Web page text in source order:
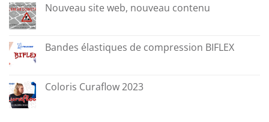
Nouveau site web, nouveau contenu
Bandes élastiques de compression BIFLEX
Coloris Curaflow 2023